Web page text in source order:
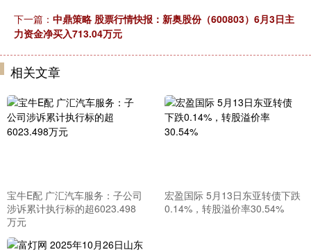
下一篇： 中鼎策略 股票行情快报：新奥股份（600803）6月3日主
力资金净买入713.04万元
相关文章
宝牛E配 广汇汽车服务：子公司
涉诉累计执行标的超6023.498
万元
宏盈国际 5月13日东亚转债下跌
0.14%，转股溢价率30.54%